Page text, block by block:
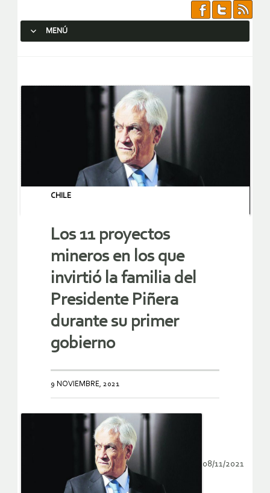
MENÚ
CHILE
Los 11 proyectos
mineros en los que
invirtió la familia del
Presidente Piñera
durante su primer
gobierno
9 NOVIEMBRE, 2021
08/11/2021